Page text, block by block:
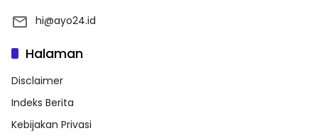
hi@ayo24.id
Halaman
Disclaimer
Indeks Berita
Kebijakan Privasi